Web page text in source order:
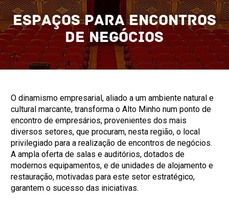
Espaços para Encontros
de Negócios
O dinamismo empresarial, aliado a um ambiente natural e
cultural marcante, transforma o Alto Minho num ponto de
encontro de empresários, provenientes dos mais
diversos setores, que procuram, nesta região, o local
privilegiado para a realização de encontros de negócios.
A ampla oferta de salas e auditórios, dotados de
modernos equipamentos, e de unidades de alojamento e
restauração, motivadas para este setor estratégico,
garantem o sucesso das iniciativas.